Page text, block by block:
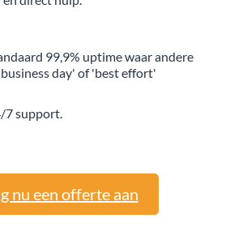
99,9% uptime waar andere
day' of 'best effort'
7 support.
nu een offerte aan